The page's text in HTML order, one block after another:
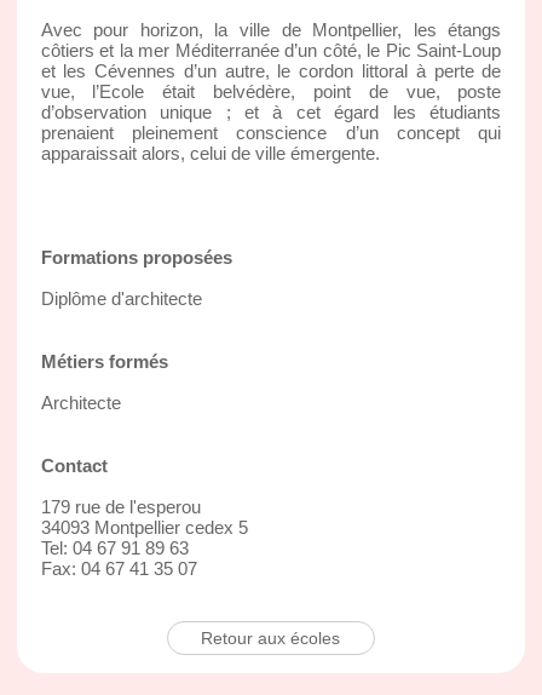
Avec pour horizon, la ville de Montpellier, les étangs
côtiers et la mer Méditerranée d’un côté, le Pic Saint-Loup
et les Cévennes d’un autre, le cordon littoral à perte de
vue, l’Ecole était belvédère, point de vue, poste
d’observation unique ; et à cet égard les étudiants
prenaient pleinement conscience d’un concept qui
apparaissait alors, celui de ville émergente.
Formations proposées
Diplôme d'architecte
Métiers formés
Architecte
Contact
179 rue de l'esperou
34093 Montpellier cedex 5
Tel: 04 67 91 89 63
Fax: 04 67 41 35 07
Retour aux écoles